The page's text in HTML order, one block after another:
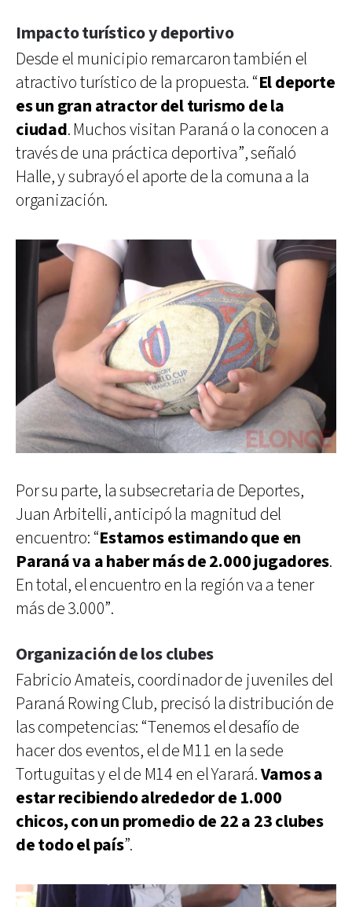
Impacto turístico y deportivo
Desde el municipio remarcaron también el
atractivo turístico de la propuesta. “El deporte
es un gran atractor del turismo de la
ciudad. Muchos visitan Paraná o la conocen a
través de una práctica deportiva”, señaló
Halle, y subrayó el aporte de la comuna a la
organización.
Por su parte, la subsecretaria de Deportes,
Juan Arbitelli, anticipó la magnitud del
encuentro: “Estamos estimando que en
Paraná va a haber más de 2.000 jugadores.
En total, el encuentro en la región va a tener
más de 3.000”.
Organización de los clubes
Fabricio Amateis, coordinador de juveniles del
Paraná Rowing Club, precisó la distribución de
las competencias: “Tenemos el desafío de
hacer dos eventos, el de M11 en la sede
Tortuguitas y el de M14 en el Yarará.Vamos a
estar recibiendo alrededor de 1.000
chicos, con un promedio de 22 a 23 clubes
de todo el país”.